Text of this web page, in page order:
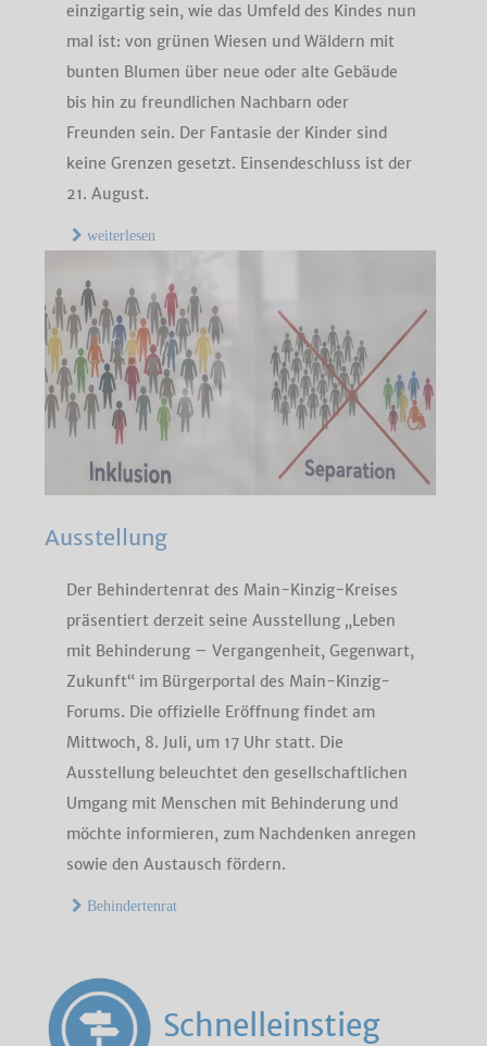
einzigartig sein, wie das Umfeld des Kindes nun
mal ist: von grünen Wiesen und Wäldern mit
bunten Blumen über neue oder alte Gebäude
bis hin zu freundlichen Nachbarn oder
Freunden sein. Der Fantasie der Kinder sind
keine Grenzen gesetzt. Einsendeschluss ist der
21. August.
weiterlesen
Ausstellung
Der Behindertenrat des Main-Kinzig-Kreises
präsentiert derzeit seine Ausstellung „Leben
mit Behinderung – Vergangenheit, Gegenwart,
Zukunft“ im Bürgerportal des Main-Kinzig-
Forums. Die offizielle Eröffnung findet am
Mittwoch, 8. Juli, um 17 Uhr statt. Die
Ausstellung beleuchtet den gesellschaftlichen
Umgang mit Menschen mit Behinderung und
möchte informieren, zum Nachdenken anregen
sowie den Austausch fördern.
Behindertenrat
Schnelleinstieg